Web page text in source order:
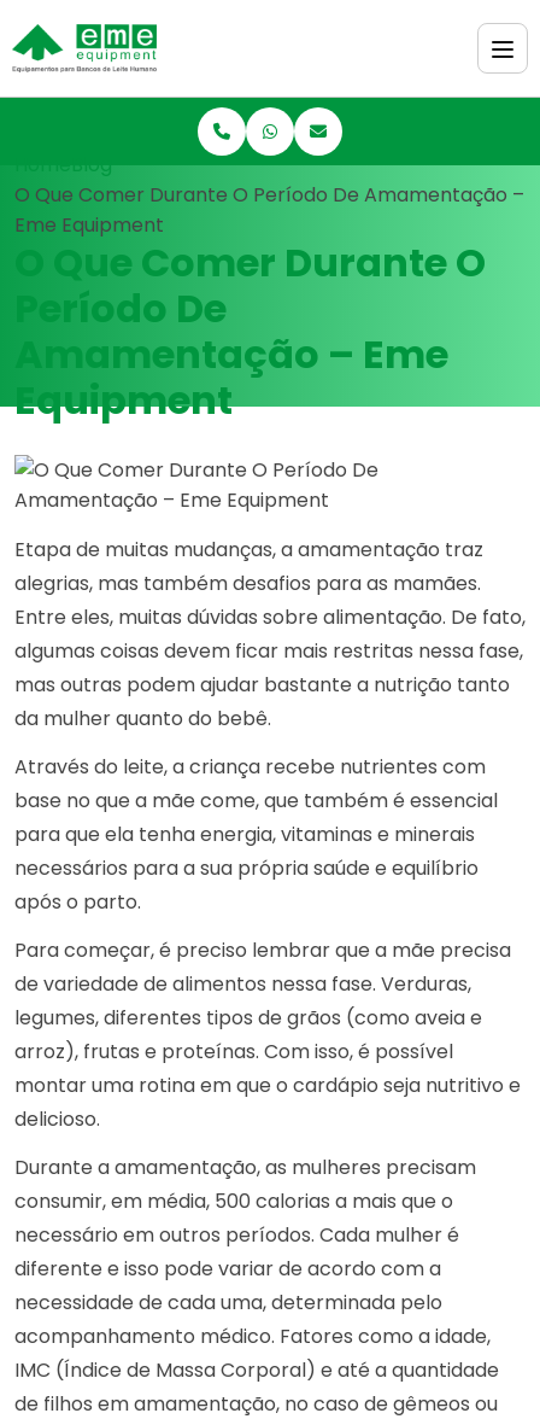
Blog
O Que Comer Durante O Período De Amamentação –
Eme Equipment
O Que Comer Durante O
Período De
Amamentação – Eme
Equipment
Etapa de muitas mudanças, a amamentação traz
alegrias, mas também desafios para as mamães.
Entre eles, muitas dúvidas sobre alimentação. De fato,
algumas coisas devem ficar mais restritas nessa fase,
mas outras podem ajudar bastante a nutrição tanto
da mulher quanto do bebê.
Através do leite, a criança recebe nutrientes com
base no que a mãe come, que também é essencial
para que ela tenha energia, vitaminas e minerais
necessários para a sua própria saúde e equilíbrio
após o parto.
Para começar, é preciso lembrar que a mãe precisa
de variedade de alimentos nessa fase. Verduras,
legumes, diferentes tipos de grãos (como aveia e
arroz), frutas e proteínas. Com isso, é possível
montar uma rotina em que o cardápio seja nutritivo e
delicioso.
Durante a amamentação, as mulheres precisam
consumir, em média, 500 calorias a mais que o
necessário em outros períodos. Cada mulher é
diferente e isso pode variar de acordo com a
necessidade de cada uma, determinada pelo
acompanhamento médico. Fatores como a idade,
IMC (Índice de Massa Corporal) e até a quantidade
de filhos em amamentação, no caso de gêmeos ou